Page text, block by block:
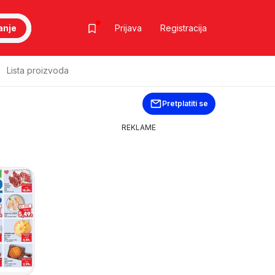
Prijava Registracija
Lista proizvoda
Pretplatiti se
REKLAME